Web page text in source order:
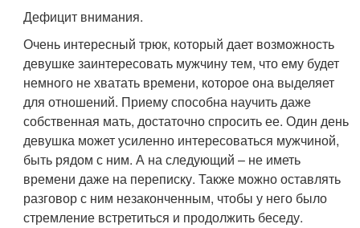
Дефицит внимания.
Очень интересный трюк, который дает возможность
девушке заинтересовать мужчину тем, что ему будет
немного не хватать времени, которое она выделяет
для отношений. Приему способна научить даже
собственная мать, достаточно спросить ее. Один день
девушка может усиленно интересоваться мужчиной,
быть рядом с ним. А на следующий – не иметь
времени даже на переписку. Также можно оставлять
разговор с ним незаконченным, чтобы у него было
стремление встретиться и продолжить беседу.